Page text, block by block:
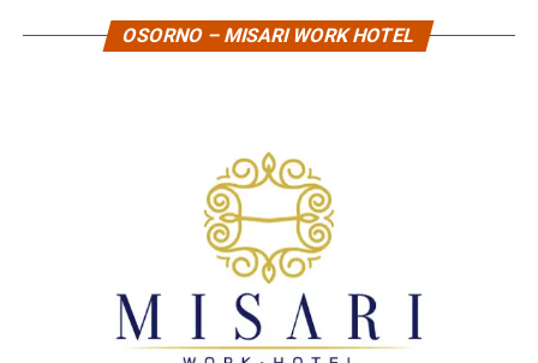
OSORNO – MISARI WORK HOTEL